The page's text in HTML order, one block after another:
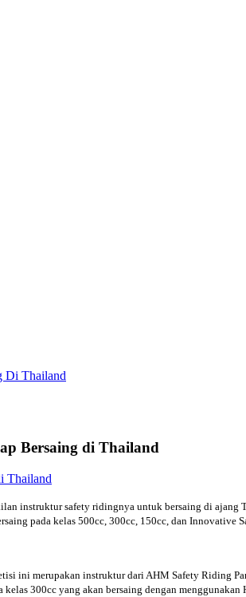
Di Thailand
Bersaing di Thailand
instruktur safety ridingnya untuk bersaing di
pada kelas 500cc, 300cc, 150cc, dan Innovative
ini merupakan instruktur dari AHM Safety Riding
300cc yang akan bersaing dengan